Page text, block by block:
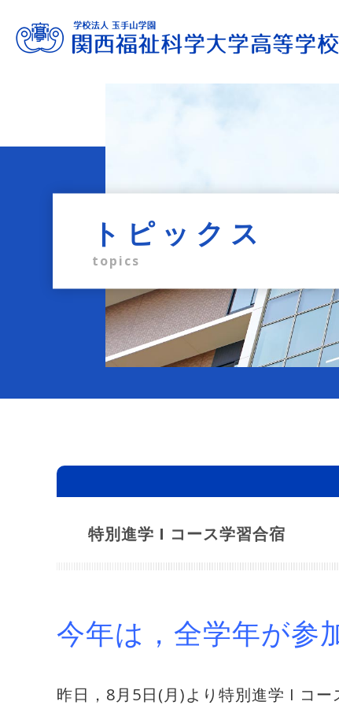
トピックス
topics
特別進学 I コース学習合宿
今年は，全学年が参
昨日，8月5日(月)より特別進学 I コー